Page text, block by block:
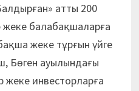
атты 200
балабақшаларға
жеке тұрғын үйге
Бөген ауылындағы
инвесторларға